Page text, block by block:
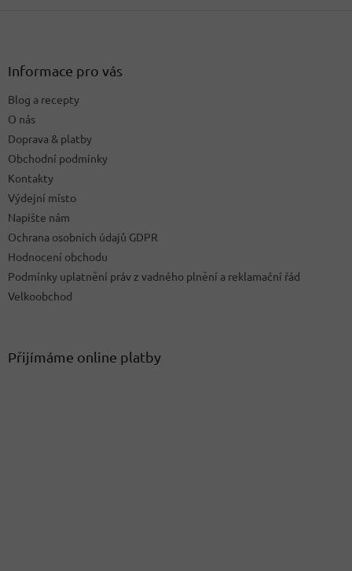
Informace pro vás
Blog a recepty
O nás
Doprava & platby
Obchodní podmínky
Kontakty
Výdejní místo
Napište nám
Ochrana osobních údajů GDPR
Hodnocení obchodu
Podmínky uplatnění práv z vadného plnění a reklamační řád
Velkoobchod
Přijímáme online platby